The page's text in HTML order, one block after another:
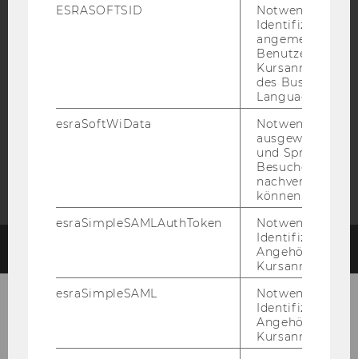
© 2026 WIRTSCHAFTSUNIVERSITÄT WIEN #93676
ESRASOFTSID
Notwendig zur
Identifizierung
angemeldeten
Benutzers im
des Business
Language
esraSoftWiData
Notwendig um
ausgewählte
und
Besuchers
nachverfolgen
können.
esraSimpleSAMLAuthToken
Notwendig zur
Identifizierung
Angehörige/r für
Kursanmeldung.
esraSimpleSAML
Notwendig zur
Identifizierung
Angehörige/r für
Kursanmeldung.